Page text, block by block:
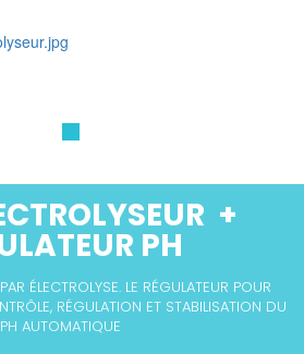
+
PH
ÉLECTROLYSE. LE RÉGULATEUR POUR
RÉGULATION ET STABILISATION DU
PH AUTOMATIQUE